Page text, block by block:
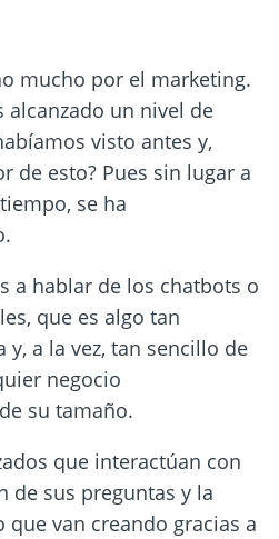
mucho por el marketing.
alcanzado un nivel de
visto antes y,
de esto? Pues sin lugar a
se ha
a hablar de los chatbots o
que es algo tan
a la vez, tan sencillo de
negocio
su tamaño.
que interactúan con
de sus preguntas y la
van creando gracias a